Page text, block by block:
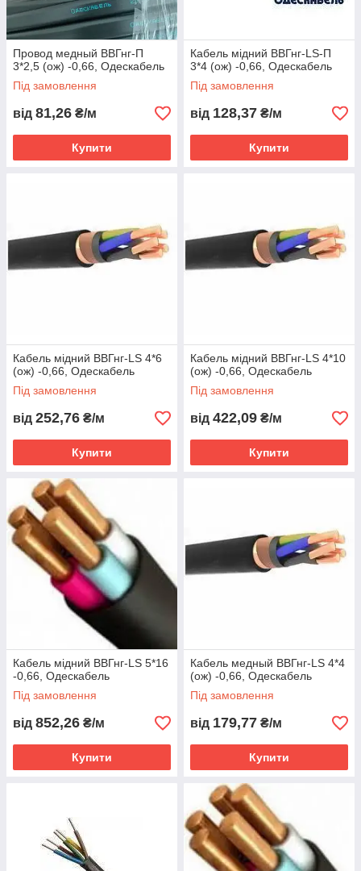
Провод медный ВВГнг-П
3*2,5 (ож) -0,66, Одескабель
Під замовлення
від 81,26 ₴/м
Купити
Кабель мідний ВВГнг-LS-П
3*4 (ож) -0,66, Одескабель
Під замовлення
від 128,37 ₴/м
Купити
Кабель мідний ВВГнг-LS 4*6
(ож) -0,66, Одескабель
Під замовлення
від 252,76 ₴/м
Купити
Кабель мідний ВВГнг-LS 4*10
(ож) -0,66, Одескабель
Під замовлення
від 422,09 ₴/м
Купити
Кабель мідний ВВГнг-LS 5*16
-0,66, Одескабель
Під замовлення
від 852,26 ₴/м
Купити
Кабель медный ВВГнг-LS 4*4
(ож) -0,66, Одескабель
Під замовлення
від 179,77 ₴/м
Купити